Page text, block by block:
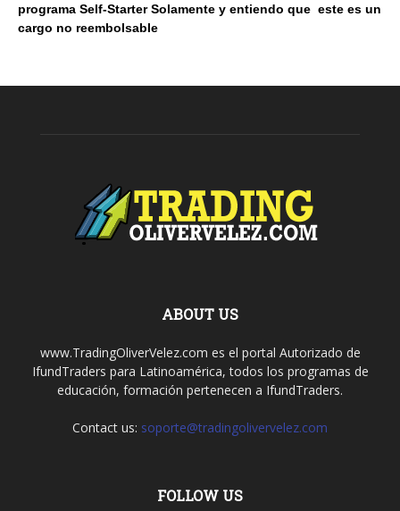
programa Self-Starter Solamente y entiendo que este es un
cargo no reembolsable
ABOUT US
www.TradingOliverVelez.com es el portal Autorizado de
IfundTraders para Latinoamérica, todos los programas de
educación, formación pertenecen a IfundTraders.
Contact us: soporte@tradingolivervelez.com
FOLLOW US